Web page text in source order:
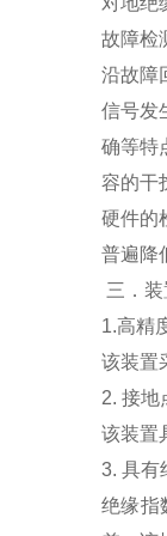
故障检
沿故障
信号发
确等特
容的干
硬件的
普遍降
三．
1.高精
该装置
2. 接地
该装置
3. 具有
绝缘指